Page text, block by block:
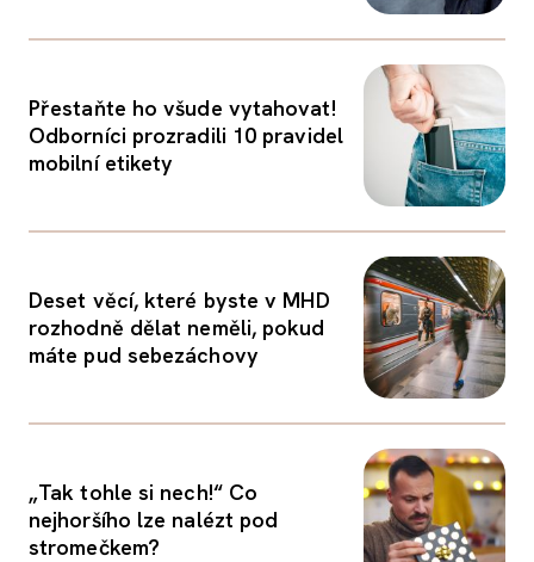
Přestaňte ho všude vytahovat!
Odborníci prozradili 10 pravidel
mobilní etikety
Deset věcí, které byste v MHD
rozhodně dělat neměli, pokud
máte pud sebezáchovy
„Tak tohle si nech!“ Co
nejhoršího lze nalézt pod
stromečkem?